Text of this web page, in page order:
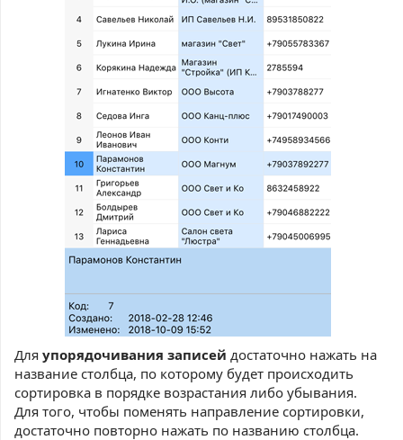
Для упорядочивания записей достаточно нажать на
название столбца, по которому будет происходить
сортировка в порядке возрастания либо убывания.
Для того, чтобы поменять направление сортировки,
достаточно повторно нажать по названию столбца.